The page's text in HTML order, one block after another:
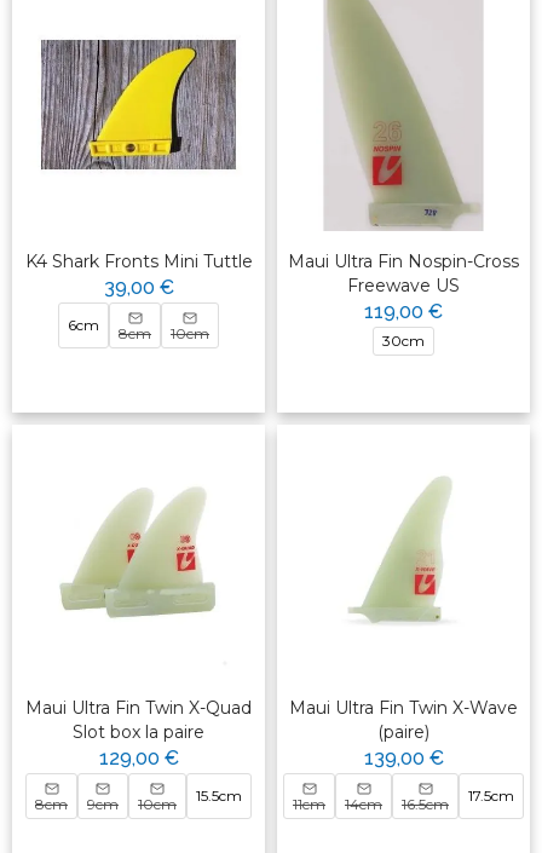
K4 Shark Fronts Mini Tuttle
39,00 €
6cm 8cm 10cm
Maui Ultra Fin Nospin-Cross
Freewave US
119,00 €
30cm
Maui Ultra Fin Twin X-Quad
Slot box la paire
129,00 €
8cm 9cm 10cm 15.5cm
Maui Ultra Fin Twin X-Wave
(paire)
139,00 €
11cm 14cm 16.5cm 17.5cm